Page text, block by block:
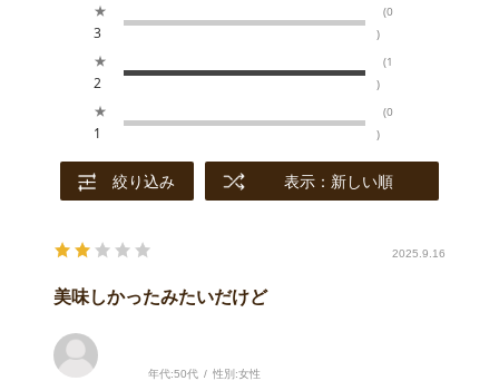
★
3
(0
)
★
2
(1
)
★
1
(0
)
絞り込み 表示：新しい順
2025.9.16
美味しかったみたいだけど
年代:50代 性別:女性